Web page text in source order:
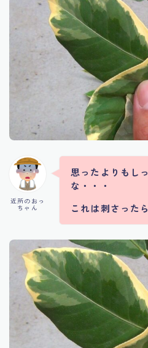
近所のおっ
ちゃん
思ったよりもし
な・・・
これは刺さった